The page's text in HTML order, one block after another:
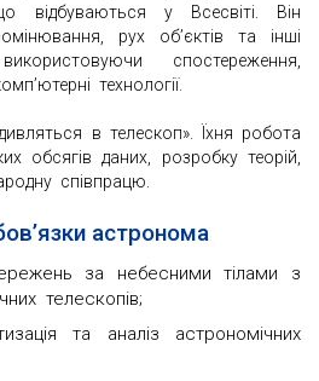
у Всесвіті. Він
рух об’єктів та інші
спостереження,
технології.
в телескоп». Їхня робота
обсягів даних, розробку теорій,
співпрацю.
астронома
за небесними тілами з
телескопів;
та аналіз астрономічних